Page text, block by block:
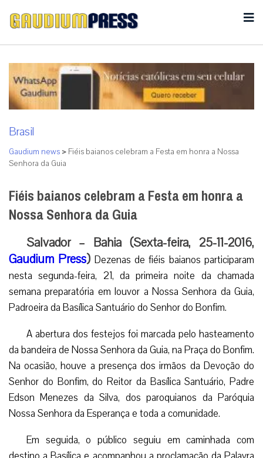
Brasil
Gaudium news > Fiéis baianos celebram a Festa em honra a Nossa
Senhora da Guia
Fiéis baianos celebram a Festa em honra a
Nossa Senhora da Guia
Salvador – Bahia (Sexta-feira, 25-11-2016,
Gaudium Press) Dezenas de fiéis baianos participaram
nesta segunda-feira, 21, da primeira noite da chamada
semana preparatória em louvor a Nossa Senhora da Guia,
Padroeira da Basílica Santuário do Senhor do Bonfim.